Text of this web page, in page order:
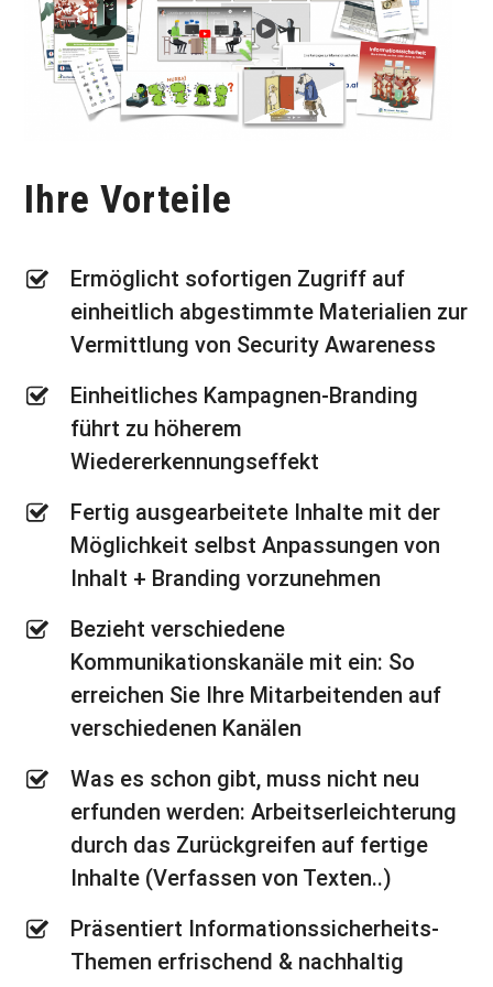
Ihre Vorteile
Ermöglicht sofortigen Zugriff auf
einheitlich abgestimmte Materialien zur
Vermittlung von Security Awareness
Einheitliches Kampagnen-Branding
führt zu höherem
Wiedererkennungseffekt
Fertig ausgearbeitete Inhalte mit der
Möglichkeit selbst Anpassungen von
Inhalt + Branding vorzunehmen
Bezieht verschiedene
Kommunikationskanäle mit ein: So
erreichen Sie Ihre Mitarbeitenden auf
verschiedenen Kanälen
Was es schon gibt, muss nicht neu
erfunden werden: Arbeitserleichterung
durch das Zurückgreifen auf fertige
Inhalte (Verfassen von Texten..)
Präsentiert Informationssicherheits-
Themen erfrischend & nachhaltig